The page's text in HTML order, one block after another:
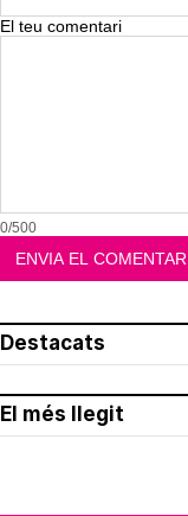
El teu comentari
0/500
Destacats
El més llegit